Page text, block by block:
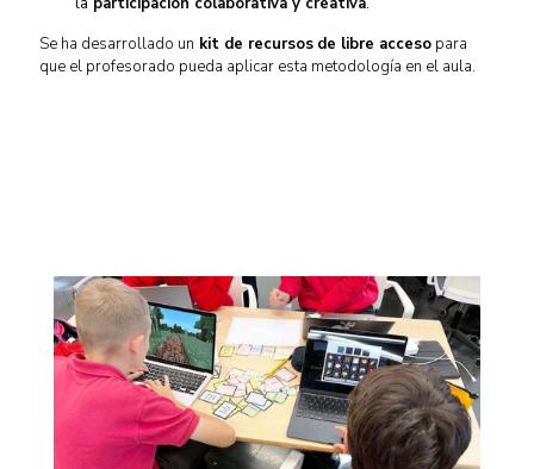
Se ha desarrollado un kit de recursos de libre acceso para
que el profesorado pueda aplicar esta metodología en el aula.